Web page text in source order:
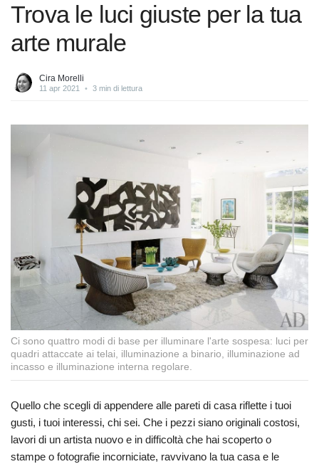
Trova le luci giuste per la tua
arte murale
Cira Morelli
11 apr 2021 • 3 min di lettura
Ci sono quattro modi di base per illuminare l'arte sospesa: luci per
quadri attaccate ai telai, illuminazione a binario, illuminazione ad
incasso e illuminazione interna regolare.
Quello che scegli di appendere alle pareti di casa riflette i tuoi
gusti, i tuoi interessi, chi sei. Che i pezzi siano originali costosi,
lavori di un artista nuovo e in difficoltà che hai scoperto o
stampe o fotografie incorniciate, ravvivano la tua casa e le